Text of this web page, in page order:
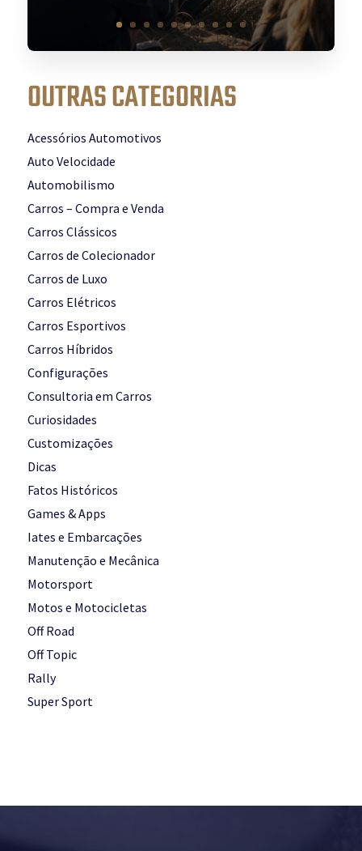
OUTRAS CATEGORIAS
Acessórios Automotivos
Auto Velocidade
Automobilismo
Carros – Compra e Venda
Carros Clássicos
Carros de Colecionador
Carros de Luxo
Carros Elétricos
Carros Esportivos
Carros Híbridos
Configurações
Consultoria em Carros
Curiosidades
Customizações
Dicas
Fatos Históricos
Games & Apps
Iates e Embarcações
Manutenção e Mecânica
Motorsport
Motos e Motocicletas
Off Road
Off Topic
Rally
Super Sport